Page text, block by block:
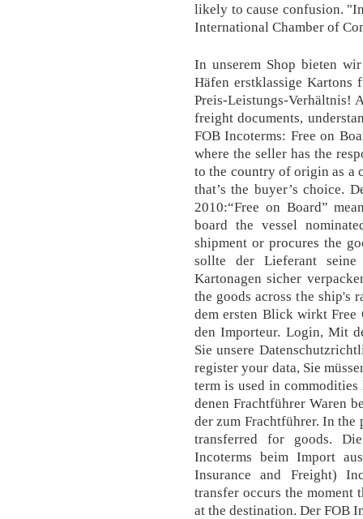
likely to cause confusion.
International Chamber of
In unserem Shop bieten
Häfen erstklassige
Preis-Leistungs-Verhältnis!
freight documents,
FOB Incoterms: Free on
where the seller has the
to the country of origin as a
that’s the buyer’s choice.
2010:“Free on Board”
board the vessel
shipment or procures the
sollte der Lieferant
Kartonagen sicher
the goods across the ship's
dem ersten Blick wirkt
den Importeur. Login, Mit
Sie unsere
register your data, Sie
term is used in
denen Frachtführer Waren
der zum Frachtführer. In the
transferred for goods.
Incoterms beim Import
Insurance and Freight)
transfer occurs the moment
at the destination. Der FOB